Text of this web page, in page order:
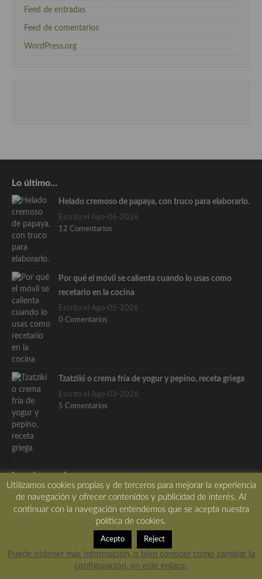
Feed de entradas
Feed de comentarios
WordPress.org
Lo último…
Helado cremoso de papaya, con truco para elaborarlo.
Escrito el Ago-06-2026
12 Comentarios
Por qué el móvil se calienta cuando lo usas como
recetario en la cocina
Escrito el Ago-05-2026
0 Comentarios
Tzatziki o crema fría de yogur y pepino, receta griega
Escrito el Ago-03-2026
5 Comentarios
Lo más pupular…
Patatas bravas al estilo de las tabernas madrileñas, la
receta tradicional de las tabernas de Madrid, con
Escrito el Abr-03-2020
87 Comentarios
Utilizamos cookies propias y de terceros para mejorar la experiencia
de navegación y ofrecer contenidos y publicidad de interés. Al
continuar con la navegación entendemos que se acepta nuestra
política de cookies.
Acepto Reject
Puede obtener más información, o bien conocer cómo cambiar la
configuración, en este enlace.